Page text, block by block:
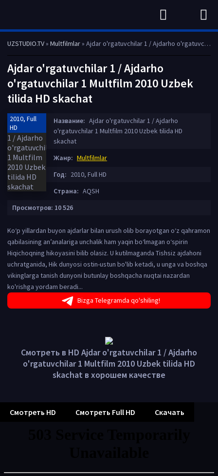
UZSTUDIO.TV» Multfilmlar» Ajdar o'rgatuvchilar 1 / Ajdarho o'rgatuvchilar 1 Multfilm 2010 Uzbek tilida HD skachat
Ajdar o'rgatuvchilar 1 / Ajdarho
o'rgatuvchilar 1 Multfilm 2010 Uzbek
tilida HD skachat
2010, Full
HD
Название: Ajdar o'rgatuvchilar 1 / Ajdarho
o'rgatuvchilar 1 Multfilm 2010 Uzbek tilida HD
skachat
Жанр: Multfilmlar
Год: 2010, Full HD
Страна: AQSH
Просмотров: 10 526
Ko‘p yillardan buyon ajdarlar bilan urush olib borayotgan o‘z qahramon
qabilasining an’analariga unchalik ham yaqin bo‘lmagan o‘spirin
Hiqichoqning hikoyasini bilib olasiz. U kutilmaganda Tishsiz ajdahoni
uchratganida, Hik dunyosi ostin-ustun bo'lib ketadi, u unga va boshqa
vikinglarga tanish dunyoni butunlay boshqacha nuqtai nazardan
ko'rishga yordam beradi...
Bizga Telegramda qo'shiling!
Смотреть в HD Ajdar o'rgatuvchilar 1 / Ajdarho
o'rgatuvchilar 1 Multfilm 2010 Uzbek tilida HD
skachat в хорошем качестве
Смотреть HD Смотреть Full HD Скачать